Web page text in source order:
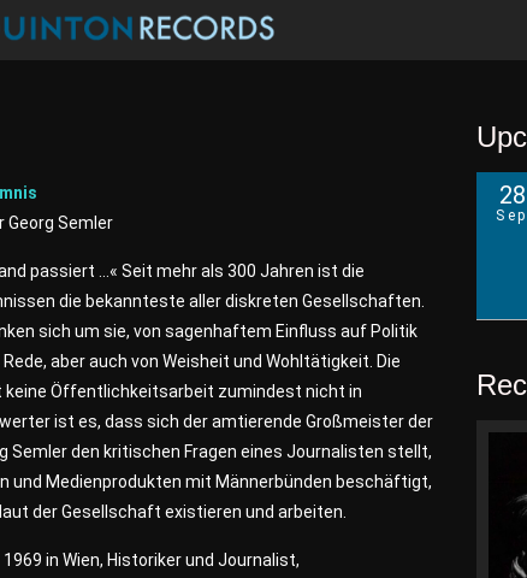
Georg Semler
passiert …« Seit mehr als 300 Jahren ist die
die bekannteste aller diskreten Gesellschaften.
sich um sie, von sagenhaftem Einfluss auf Politik
aber auch von Weisheit und Wohltätigkeit. Die
keine Öffentlichkeitsarbeit zumindest nicht in
ist es, dass sich der amtierende Großmeister der
Semler den kritischen Fragen eines Journalisten stellt,
und Medienprodukten mit Männerbünden beschäftigt,
der Gesellschaft existieren und arbeiten.
1969 in Wien, Historiker und Journalist,
28